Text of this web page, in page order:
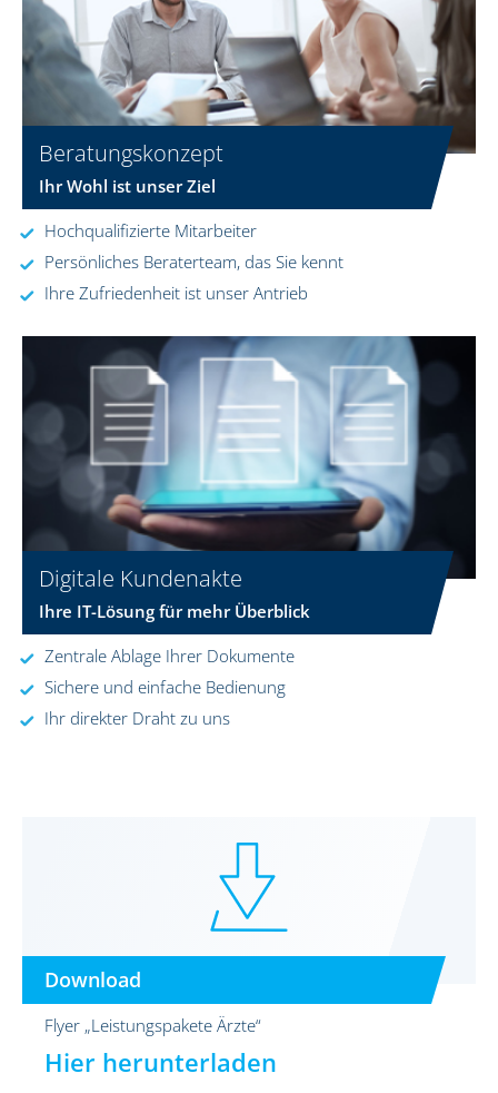
Beratungskonzept
Ihr Wohl ist unser Ziel
Hochqualifizierte Mitarbeiter
Persönliches Beraterteam, das Sie kennt
Ihre Zufriedenheit ist unser Antrieb
Digitale Kundenakte
Ihre IT-Lösung für mehr Überblick
Zentrale Ablage Ihrer Dokumente
Sichere und einfache Bedienung
Ihr direkter Draht zu uns
Download
Flyer „Leistungspakete Ärzte“
Hier herunterladen